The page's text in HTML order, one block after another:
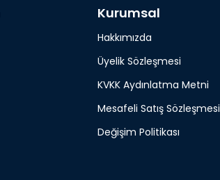
Kurumsal
Hakkımızda
Üyelik Sözleşmesi
KVKK Aydınlatma Metni
Mesafeli Satış Sözleşmesi
Değişim Politikası